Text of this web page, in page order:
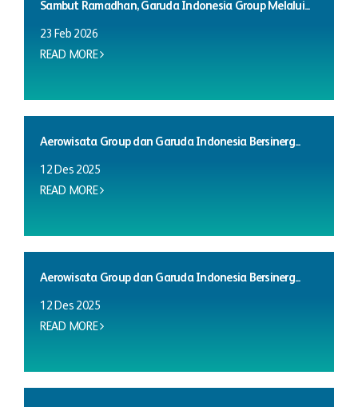
Sambut Ramadhan, Garuda Indonesia Group Melalui...
23 Feb 2026
READ MORE
Aerowisata Group dan Garuda Indonesia Bersinerg...
12 Des 2025
READ MORE
Aerowisata Group dan Garuda Indonesia Bersinerg...
12 Des 2025
READ MORE